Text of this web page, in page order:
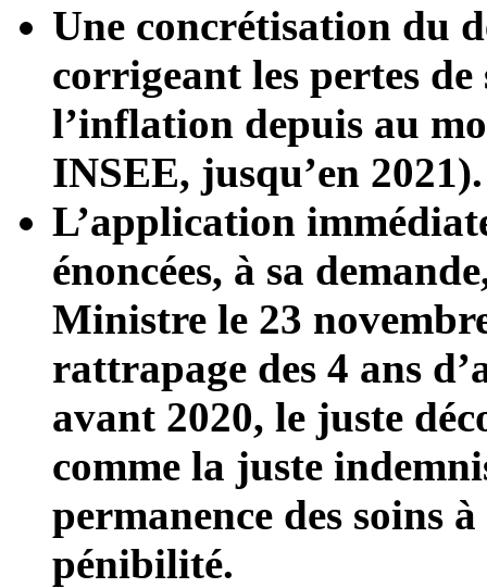
Une concrétisation du
corrigeant les pertes
l’inflation depuis au
INSEE, jusqu’en 2021).
L’application
énoncées, à sa
Ministre le 23
rattrapage des 4 ans
avant 2020, le juste
comme la juste
permanence des soins à
pénibilité.